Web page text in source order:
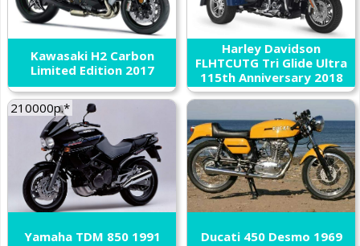
Kawasaki H2 Carbon
Limited Edition 2017
Harley Davidson
FLHTCUTG Tri Glide Ultra
115th Anniversary 2018
210000р.*
Yamaha TDM 850 1991 Ducati 450 Desmo 1969